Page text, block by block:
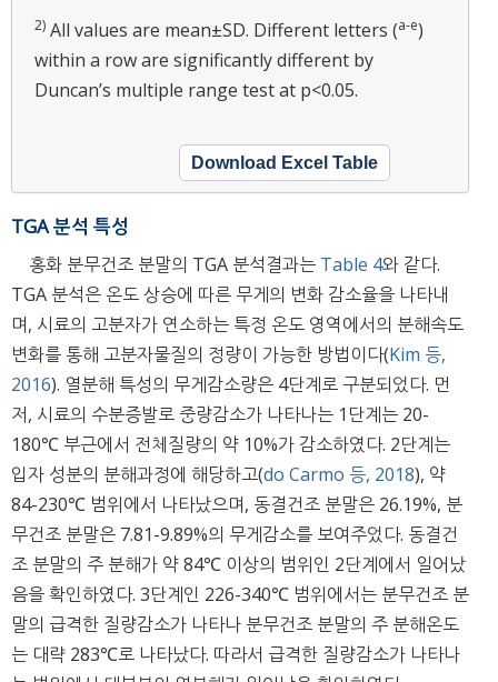
2) All values are mean±SD. Different letters (a-e)
within a row are significantly different by
Duncan’s multiple range test at p<0.05.
Download Excel Table
TGA 분석 특성
홍화 분무건조 분말의 TGA 분석결과는 Table 4와 같다.
TGA 분석은 온도 상승에 따른 무게의 변화 감소율을 나타내
며, 시료의 고분자가 연소하는 특정 온도 영역에서의 분해속도
변화를 통해 고분자물질의 정량이 가능한 방법이다(Kim 등,
2016). 열분해 특성의 무게감소량은 4단계로 구분되었다. 먼
저, 시료의 수분증발로 중량감소가 나타나는 1단계는 20-
180℃ 부근에서 전체질량의 약 10%가 감소하였다. 2단계는
입자 성분의 분해과정에 해당하고(do Carmo 등, 2018), 약
84-230℃ 범위에서 나타났으며, 동결건조 분말은 26.19%, 분
무건조 분말은 7.81-9.89%의 무게감소를 보여주었다. 동결건
조 분말의 주 분해가 약 84℃ 이상의 범위인 2단계에서 일어났
음을 확인하였다. 3단계인 226-340℃ 범위에서는 분무건조 분
말의 급격한 질량감소가 나타나 분무건조 분말의 주 분해온도
는 대략 283℃로 나타났다. 따라서 급격한 질량감소가 나타나